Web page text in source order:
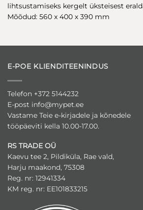
lihtsustamiseks kergelt üksteisest
Mõõdud: 560 x 400 x 390 mm
E-POE KLIENDITEENINDUS
Telefon +372 5144232
E-post info@mypet.ee
Vastame Teie e-kirjadele ja kõnedele
tööpäeviti kella 10.00-17.00.
RS TRADE OÜ
Kaevu tee 2, Pildiküla, Rae vald,
Harju maakond, 75308
Reg. nr: 12941334
KM reg. nr: EE101833215